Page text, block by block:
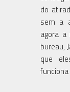
do
sem a
agora
bureau,
que